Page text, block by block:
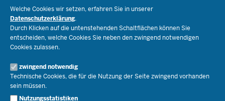
Welche Cookies wir setzen, erfahren Sie in unserer
Datenschutzerklärung.
Durch Klicken auf die untenstehenden Schaltflächen können Sie
entscheiden, welche Cookies Sie neben den zwingend notwendigen
Cookies zulassen.
zwingend notwendig
Technische Cookies, die für die Nutzung der Seite zwingend vorhanden
sein müssen.
Nutzungsstatistiken
Bildungsthemen
Lehrkräfte
Recht
Schulleben
Ministerium
Ministerin Dorothee Feller
Staatssekretär Dr. Urban Mauer
Open Government
Bibliothek
Veranstaltungen
Presse
Pressefotos
Social Media
Pressekontakt
Service
Schule(n) suchen
Kontakt